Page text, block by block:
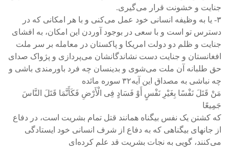
جنایت و خشونت قرار می‌گیری.
۳- یا به وظیفه انسانی خود عمل می‌کنی و با هر امکانی که در
دسترس تو است و با سعی در بوجود آوردن این امکان، به افشای
جنایت و ظلم دو دولت امریکا و پاکستان در معامله بر سر ملت
افغانستان و جنایت دست نشاندگانشان می‌پردازی و پژواک صدای
حق طلبانه آن ملت می‌شوی و بدینسان چه فرد باورمندی باشی و
چه نباشی به مصداق این آیه۳۲ سوره مائده
مَنْ قَتَلَ نَفْسًا بِغَیْرِ نَفْسٍ أَوْ فَسَادٍ فِی الْأَرْضِ فَکَأَنَّمَا قَتَلَ النَّاسَ
جَمِیعًا
که کشتن یک نفس بیگناه همانند قتل تمام بشریت است، در دفاع
از جانهای بیگناهی که به دفاع از شرف انسانی خود ایستادگی
می‌کنند، گویی به نجات بشریت قد علم کرده‌ای